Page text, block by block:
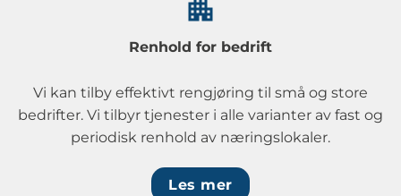
Renhold for bedrift
Vi kan tilby effektivt rengjøring til små og store
bedrifter. Vi tilbyr tjenester i alle varianter av fast og
periodisk renhold av næringslokaler.
Les mer